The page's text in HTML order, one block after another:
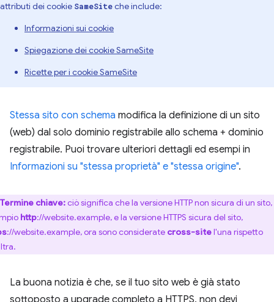
attributi dei cookie SameSiteche include:
Informazioni sui cookie
Spiegazione dei cookie SameSite
Ricette per i cookie SameSite
Stessa sito con schema modifica la definizione di un sito
(web) dal solo dominio registrabile allo schema + dominio
registrabile. Puoi trovare ulteriori dettagli ed esempi in
Informazioni su "stessa proprietà" e "stessa origine".
Termine chiave:ciò significa che la versione HTTP non sicura di un
http://website.example, e la versione HTTPS sicura del sito,
://website.example, ora sono considerate cross-sitel'una rispetto
La buona notizia è che, se il tuo sito web è già stato
sottoposto a upgrade completo a HTTPS, non devi